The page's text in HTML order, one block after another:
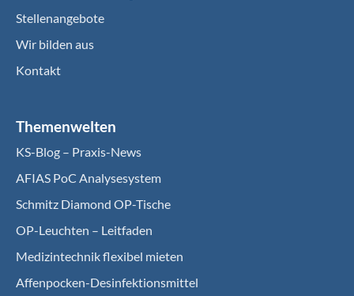
Stellenangebote
Wir bilden aus
Kontakt
Themenwelten
KS-Blog – Praxis-News
AFIAS PoC Analysesystem
Schmitz Diamond OP-Tische
OP-Leuchten – Leitfaden
Medizintechnik flexibel mieten
Affenpocken-Desinfektionsmittel